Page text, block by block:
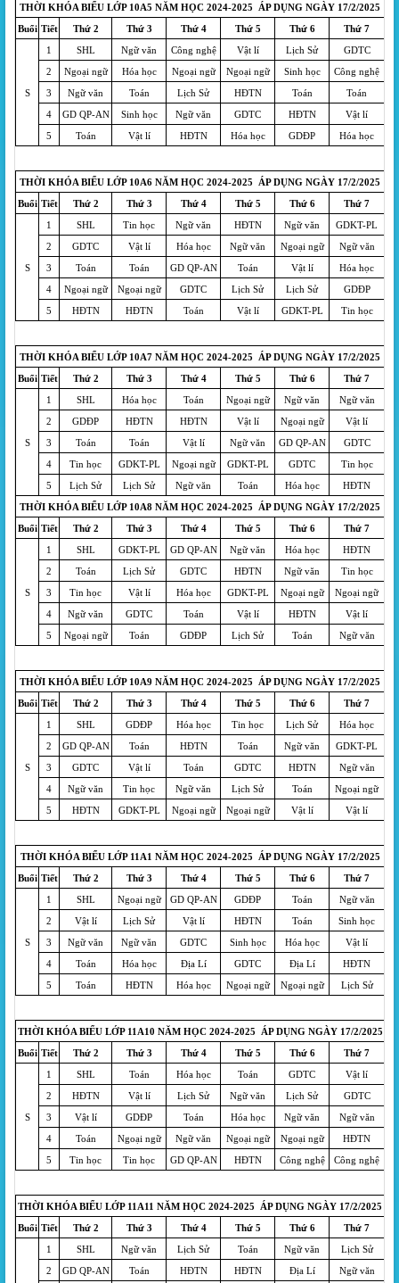
THỜI KHÓA BIỂU LỚP 10A5 NĂM HỌC 2024-2025 ÁP DỤNG NGÀY 17/2/2025
Buổi Tiết Thứ 2 Thứ 3 Thứ 4 Thứ 5 Thứ 6 Thứ 7
S
1 SHL Ngữ văn Công nghệ Vật lí Lịch Sử
GDTC
2
Ngoại ngữ Hóa học Ngoại ngữ Ngoại ngữ Sinh học
Công nghệ
3
Ngữ văn Toán Lịch Sử HĐTN Toán
Toán
4
GD QP-AN Sinh học Ngữ văn GDTC HĐTN
Vật lí
5
Toán Vật lí HĐTN Hóa học GDĐP Hóa học
THỜI KHÓA BIỂU LỚP 10A6 NĂM HỌC 2024-2025 ÁP DỤNG NGÀY 17/2/2025
Buổi Tiết Thứ 2 Thứ 3 Thứ 4 Thứ 5 Thứ 6 Thứ 7
S
1 SHL Tin học Ngữ văn HĐTN Ngữ văn
GDKT-PL
2
GDTC Vật lí Hóa học Ngữ văn Ngoại ngữ
Ngữ văn
3
Toán Toán GD QP-AN Toán Vật lí
Hóa học
4
Ngoại ngữ Ngoại ngữ GDTC Lịch Sử Lịch Sử
GDĐP
5
HĐTN HĐTN Toán Vật lí GDKT-PL Tin học
THỜI KHÓA BIỂU LỚP 10A7 NĂM HỌC 2024-2025 ÁP DỤNG NGÀY 17/2/2025
Buổi Tiết Thứ 2 Thứ 3 Thứ 4 Thứ 5 Thứ 6 Thứ 7
S
1 SHL Hóa học Toán Ngoại ngữ Ngữ văn
Ngữ văn
2
GDĐP HĐTN HĐTN Vật lí Ngoại ngữ
Vật lí
3
Toán Toán Vật lí Ngữ văn GD QP-AN
GDTC
4
Tin học GDKT-PL Ngoại ngữ GDKT-PL GDTC
Tin học
5
Lịch Sử Lịch Sử Ngữ văn Toán Hóa học
HĐTN
THỜI KHÓA BIỂU LỚP 10A8 NĂM HỌC 2024-2025 ÁP DỤNG NGÀY 17/2/2025
Buổi Tiết Thứ 2 Thứ 3 Thứ 4 Thứ 5 Thứ 6 Thứ 7
S
1 SHL GDKT-PL GD QP-AN Ngữ văn Hóa học
HĐTN
2
Toán Lịch Sử GDTC HĐTN Ngữ văn
Tin học
3
Tin học Vật lí Hóa học GDKT-PL Ngoại ngữ
Ngoại ngữ
4
Ngữ văn GDTC Toán Vật lí HĐTN
Vật lí
5
Ngoại ngữ Toán GDĐP Lịch Sử Toán Ngữ văn
THỜI KHÓA BIỂU LỚP 10A9 NĂM HỌC 2024-2025 ÁP DỤNG NGÀY 17/2/2025
Buổi Tiết Thứ 2 Thứ 3 Thứ 4 Thứ 5 Thứ 6 Thứ 7
S
1 SHL GDĐP Hóa học Tin học Lịch Sử
Hóa học
2
GD QP-AN Toán HĐTN Toán Ngữ văn
GDKT-PL
3
GDTC Vật lí Toán GDTC HĐTN
Ngữ văn
4
Ngữ văn Tin học Ngữ văn Lịch Sử Toán
Ngoại ngữ
5
HĐTN GDKT-PL Ngoại ngữ Ngoại ngữ Vật lí Vật lí
THỜI KHÓA BIỂU LỚP 11A1 NĂM HỌC 2024-2025 ÁP DỤNG NGÀY 17/2/2025
Buổi Tiết Thứ 2 Thứ 3 Thứ 4 Thứ 5 Thứ 6 Thứ 7
S
1 SHL Ngoại ngữ GD QP-AN GDĐP Toán
Ngữ văn
2
Vật lí Lịch Sử Vật lí HĐTN Toán
Sinh học
3
Ngữ văn Ngữ văn GDTC Sinh học Hóa học
Vật lí
4
Toán Hóa học Địa Lí GDTC Địa Lí
HĐTN
5
Toán HĐTN Hóa học Ngoại ngữ Ngoại ngữ Lịch Sử
THỜI KHÓA BIỂU LỚP 11A10 NĂM HỌC 2024-2025 ÁP DỤNG NGÀY 17/2/2025
Buổi Tiết Thứ 2 Thứ 3 Thứ 4 Thứ 5 Thứ 6 Thứ 7
S
1 SHL Toán Hóa học Toán GDTC
Vật lí
2
HĐTN Vật lí Lịch Sử Ngữ văn Lịch Sử
GDTC
3
Vật lí GDĐP Toán Hóa học Ngữ văn
Ngữ văn
4
Toán Ngoại ngữ Ngữ văn Ngoại ngữ Ngoại ngữ
HĐTN
5
Tin học Tin học GD QP-AN HĐTN Công nghệ Công nghệ
THỜI KHÓA BIỂU LỚP 11A11 NĂM HỌC 2024-2025 ÁP DỤNG NGÀY 17/2/2025
Buổi Tiết Thứ 2 Thứ 3 Thứ 4 Thứ 5 Thứ 6
Thứ 7
1
SHL Ngữ văn Lịch Sử Toán Ngữ văn
Lịch Sử
2
GD QP-AN Toán HĐTN HĐTN Địa Lí Ngữ văn